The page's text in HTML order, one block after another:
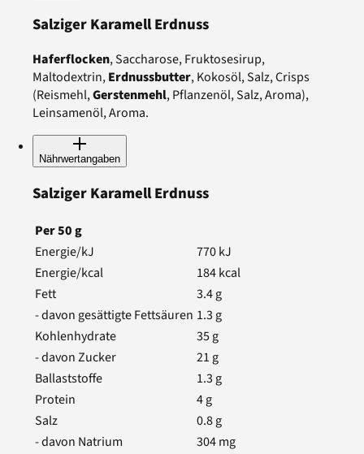
Salziger Karamell Erdnuss
Haferflocken, Saccharose, Fruktosesirup,
Maltodextrin,Erdnussbutter, Kokosöl, Salz, Crisps
(Reismehl,Gerstenmehl, Pflanzenöl, Salz, Aroma),
Leinsamenöl, Aroma.
Nährwertangaben
Salziger Karamell Erdnuss
Per50g
Energie/kJ
770kJ
Energie/kcal
184kcal
Fett
3.4g
- davon gesättigte Fettsäuren 1.3 g
Kohlenhydrate
35g
- davon Zucker
21 g
Ballaststoffe
1.3 g
Protein
4g
Salz
0.8g
- davon Natrium
304mg